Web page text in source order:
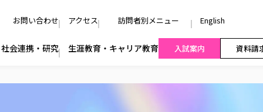
お問い合わせ アクセス 訪問者別メニュー English
社会連携・研究 生涯教育・キャリア教育 入試案内 資料請